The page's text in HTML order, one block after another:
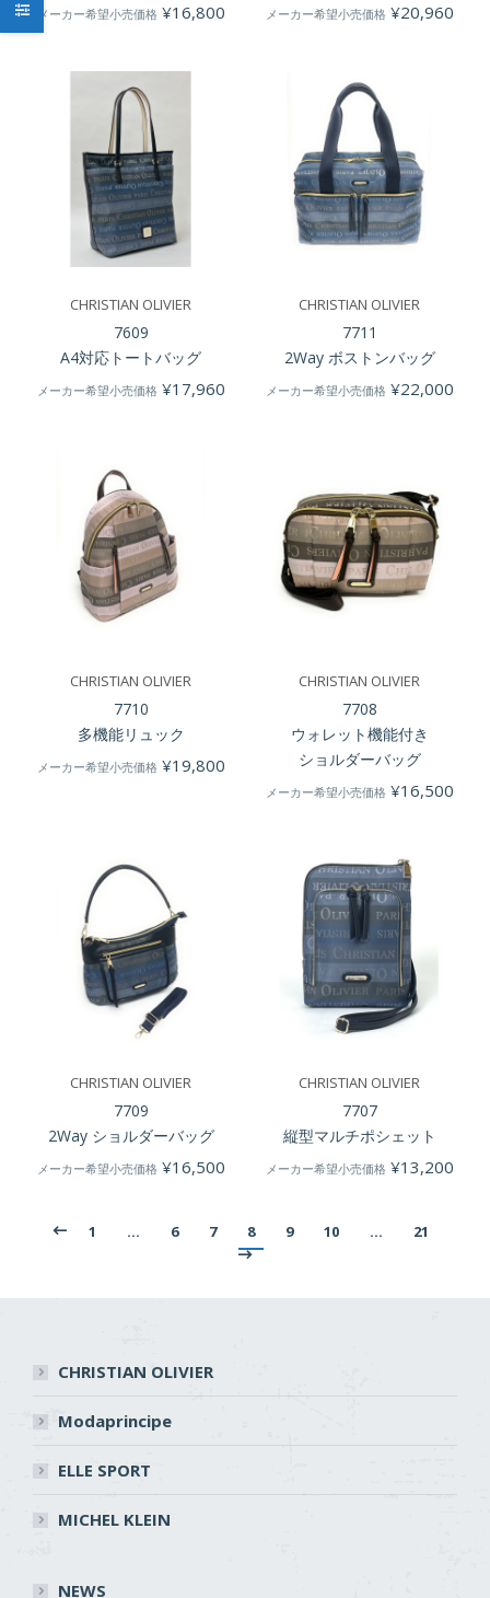
メーカー希望小売価格 ¥16,800 メーカー希望小売価格 ¥20,960
CHRISTIAN OLIVIER
7609
A4対応トートバッグ
メーカー希望小売価格 ¥17,960
CHRISTIAN OLIVIER
7711
2Way ボストンバッグ
メーカー希望小売価格 ¥22,000
CHRISTIAN OLIVIER
7710
多機能リュック
メーカー希望小売価格 ¥19,800
CHRISTIAN OLIVIER
7708
ウォレット機能付き
ショルダーバッグ
メーカー希望小売価格 ¥16,500
CHRISTIAN OLIVIER
7709
2Way ショルダーバッグ
メーカー希望小売価格 ¥16,500
CHRISTIAN OLIVIER
7707
縦型マルチポシェット
メーカー希望小売価格 ¥13,200
1 … 6 7 8 9 10 … 21
CHRISTIAN OLIVIER
Modaprincipe
ELLE SPORT
MICHEL KLEIN
NEWS